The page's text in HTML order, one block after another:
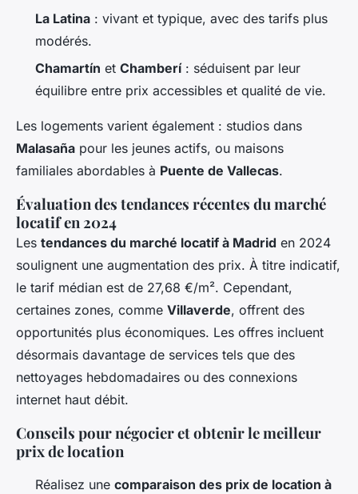
La Latina : vivant et typique, avec des tarifs plus
modérés.
Chamartín et Chamberí: séduisent par leur
équilibre entre prix accessibles et qualité de vie.
Les logements varient également : studios dans
Malasaña pour les jeunes actifs, ou maisons
familiales abordables à Puente de Vallecas.
Évaluation des tendances récentes du marché
locatif en 2024
Les tendances du marché locatif à Madrid en 2024
soulignent une augmentation des prix. À titre indicatif,
le tarif médian est de 27,68 €/m². Cependant,
certaines zones, comme Villaverde, offrent des
opportunités plus économiques. Les offres incluent
désormais davantage de services tels que des
nettoyages hebdomadaires ou des connexions
internet haut débit.
Conseils pour négocier et obtenir le meilleur
prix de location
Réalisez une comparaison des prix de location à